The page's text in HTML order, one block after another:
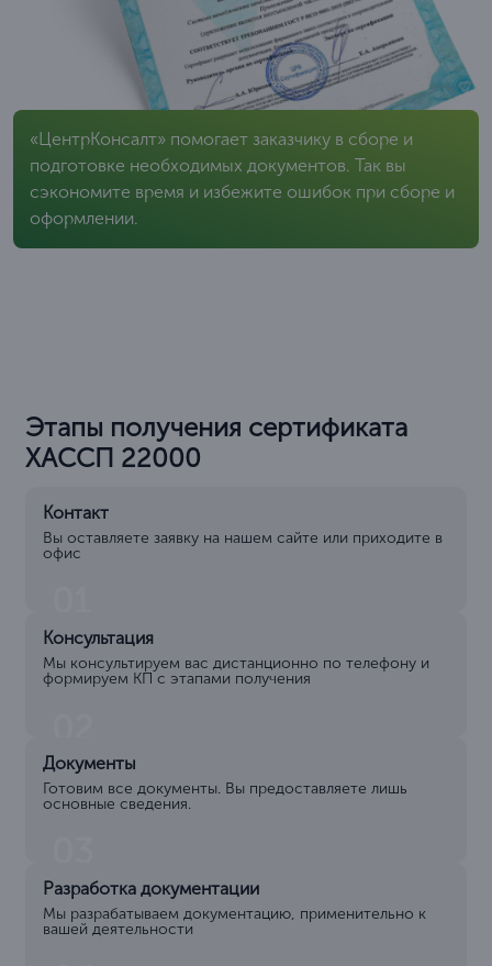
«ЦентрКонсалт» помогает заказчику в сборе и
подготовке необходимых документов. Так вы
сэкономите время и избежите ошибок при сборе и
оформлении.
Этапы получения сертификата
ХАССП 22000
Контакт
Вы оставляете заявку на нашем сайте или приходите в
офис
Консультация
Мы консультируем вас дистанционно по телефону и
формируем КП с этапами получения
Документы
Готовим все документы. Вы предоставляете лишь
основные сведения.
Разработка документации
Мы разрабатываем документацию, применительно к
вашей деятельности